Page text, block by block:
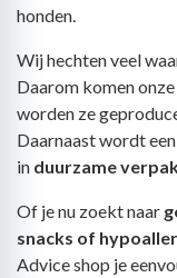
honden.
Wij hechten veel
Daarom komen
worden ze
Daarnaast wordt
in duurzame
Of je nu zoekt naar
snacks of
Advice shop je